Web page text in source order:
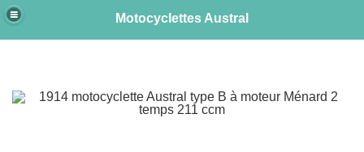
Motocyclettes Austral